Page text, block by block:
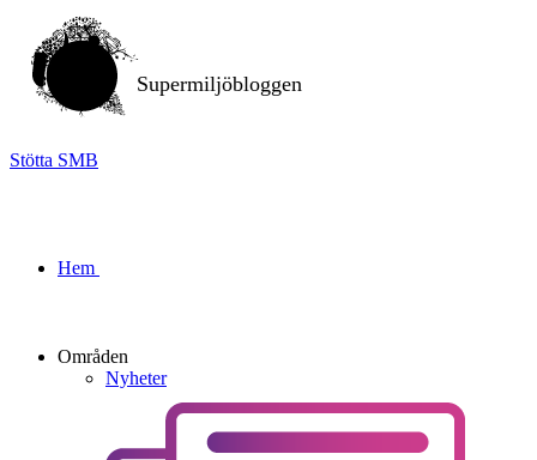
Supermiljöbloggen
Stötta SMB
Hem
Områden
Nyheter